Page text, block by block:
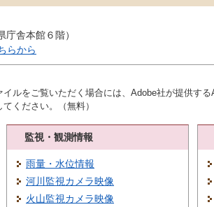
舎本館６階）
らから
ルをご覧いただく場合には、Adobe社が提供する
ください。（無料）
監視・観測情報
雨量・水位情報
河川監視カメラ映像
火山監視カメラ映像